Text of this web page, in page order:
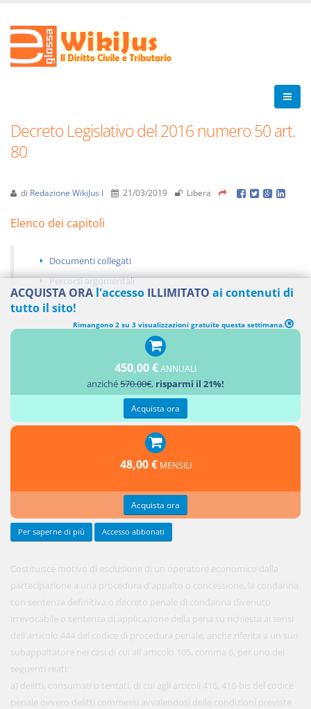
Decreto Legislativo del 2016 numero 50 art.
80
di Redazione WikiJus I 21/03/2019 Libera
Elenco dei capitoli
Documenti collegati
Percorsi argomentali
MOTIVI DI ESCLUSIONE
Costituisce motivo di esclusione di un operatore economico dalla
partecipazione a una procedura d'appalto o concessione, la condanna
con sentenza definitiva o decreto penale di condanna divenuto
irrevocabile o sentenza di applicazione della pena su richiesta ai sensi
dell'articolo 444 del codice di procedura penale, anche riferita a un suo
subappaltatore nei casi di cui all'articolo 105, comma 6, per uno dei
seguenti reati:
a) delitti, consumati o tentati, di cui agli articoli 416, 416-bis del codice
penale ovvero delitti commessi avvalendosi delle condizioni previste
ACQUISTA ORA l'accesso ILLIMITATO ai contenuti di
tutto il sito!
Rimangono 2 su 3 visualizzazioni gratuite questa settimana.
450,00 €ANNUALI
anziché570.00€, risparmi il 21%!
Acquista ora
48,00 € MENSILI
Acquista ora
Per saperne di più Accesso abbonati